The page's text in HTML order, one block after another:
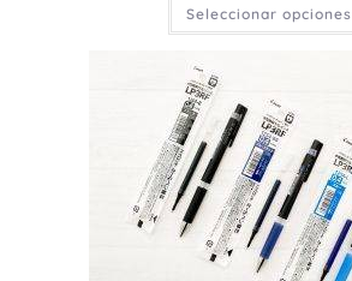
Seleccionar opciones